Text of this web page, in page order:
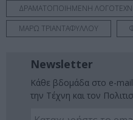
ΔΡΑΜΑΤΟΠΟΙΗΜΕΝΗ
ΜΑΡΩ ΤΡΙΑΝΤΑΦΥΛΛΟΥ
Newsletter
Κάθε βδομάδα στο e-mail
την Τέχνη και τον